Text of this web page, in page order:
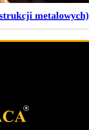
metalowych)